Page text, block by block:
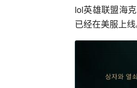
lol英雄联盟海
已经在美服上